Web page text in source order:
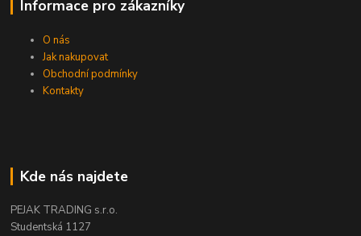
Informace pro zákazníky
O nás
Jak nakupovat
Obchodní podmínky
Kontakty
Kde nás najdete
PEJAK TRADING s.r.o.
Studentská 1127